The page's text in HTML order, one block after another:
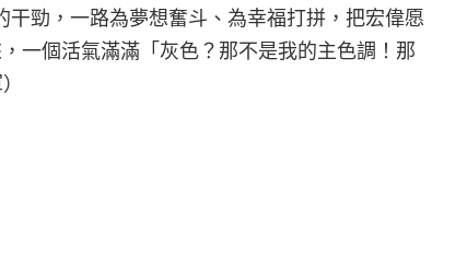
勁，一路為夢想奮斗、為幸福打拼，把宏偉愿
一個活氣滿滿「灰色？那不是我的主色調！那